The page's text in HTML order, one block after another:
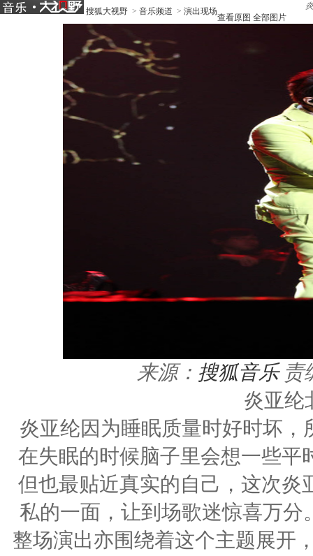
搜狐大视野 > 音乐频道 > 演出现场
查看原图 全部图片
来源： 搜狐音乐 责
炎亚纶
炎亚纶因为睡眠质量时好时坏，
在失眠的时候脑子里会想一些平
但也最贴近真实的自己，这次炎
私的一面，让到场歌迷惊喜万分
整场演出亦围绕着这个主题展开